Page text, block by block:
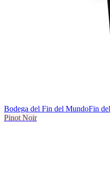
Bodega del Fin del MundoFin
Pinot Noir